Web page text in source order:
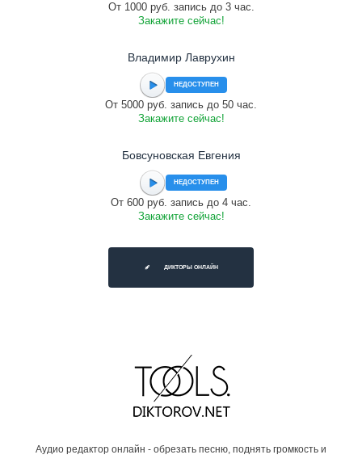
От 1000 руб. запись до 3 час.
Закажите сейчас!
Владимир Лаврухин
НЕДОСТУПЕН
От 5000 руб. запись до 50 час.
Закажите сейчас!
Бовсуновская Евгения
НЕДОСТУПЕН
От 600 руб. запись до 4 час.
Закажите сейчас!
ДИКТОРЫ ОНЛАЙН
Аудио редактор онлайн - обрезать песню, поднять громкость и